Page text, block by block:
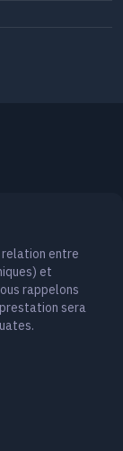
entre
et
rappelons
sera